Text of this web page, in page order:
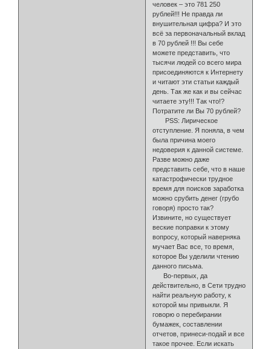
человек – это 781 250
рублей!!! Не правда ли
внушительная цифра? И это
всё за первоначальный вклад
в 70 рублей !!! Вы себе
можете представить, что
тысячи людей со всего мира
присоединяются к Интернету
и читают эти статьи каждый
день. Так же как и вы сейчас
читаете эту!!! Так что!?
Потратите ли Вы 70 руб­лей?
PSS: Лирическое
отступление. Я поняла, в чем
была причина моего
недоверия к данной системе.
Разве можно даже
представить себе, что в наше
катастрофически трудное
время для поисков заработка
можно срубить денег (грубо
говоря) просто так?
Извините, но существует
веские поправки к этому
вопросу, который наверняка
мучает Вас все, то время,
которое Вы уделили чтению
данного письма.
Во-первых, да
действительно, в Сети трудно
найти реальную работу, к
которой мы привыкли. Я
говорю о пере­бирании
бумажек, составлении
отчетов, принеси-подай и все
такое прочее. Если искать